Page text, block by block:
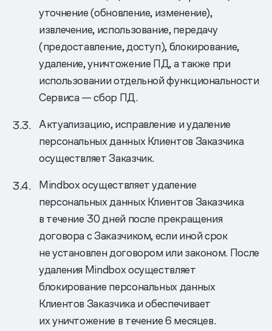
уточнение (обновление, изменение),
извлечение, использование, передачу
(предоставление, доступ), блокирование,
удаление, уничтожение ПД, а также при
использовании отдельной функциональности
Сервиса — сбор ПД.
Актуализацию, исправление и удаление
персональных данных Клиентов Заказчика
осуществляет Заказчик.
Mindbox осуществляет удаление
персональных данных Клиентов Заказчика
в течение 30 дней после прекращения
договора с Заказчиком, если иной срок
не установлен договором или законом. После
удаления Mindbox осуществляет
блокирование персональных данных
Клиентов Заказчика и обеспечивает
их уничтожение в течение 6 месяцев.